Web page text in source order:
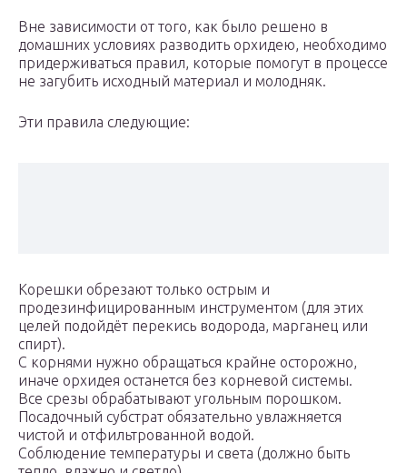
Вне зависимости от того, как было решено в
домашних условиях разводить орхидею, необходимо
придерживаться правил, которые помогут в процессе
не загубить исходный материал и молодняк.
Эти правила следующие:
Корешки обрезают только острым и
продезинфицированным инструментом (для этих
целей подойдёт перекись водорода, марганец или
спирт).
С корнями нужно обращаться крайне осторожно,
иначе орхидея останется без корневой системы.
Все срезы обрабатывают угольным порошком.
Посадочный субстрат обязательно увлажняется
чистой и отфильтрованной водой.
Соблюдение температуры и света (должно быть